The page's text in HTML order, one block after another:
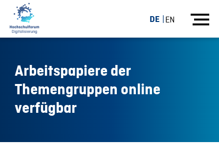
DE EN
Arbeitspapiere der
Themengruppen online
verfügbar